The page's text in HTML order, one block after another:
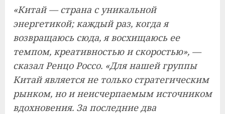
«Китай — страна с уникальной
энергетикой; каждый раз, когда я
возвращаюсь сюда, я восхищаюсь ее
темпом, креативностью и скоростью», —
сказал Ренцо Россо. «Для нашей группы
Китай является не только стратегическим
рынком, но и неисчерпаемым источником
вдохновения. За последние два